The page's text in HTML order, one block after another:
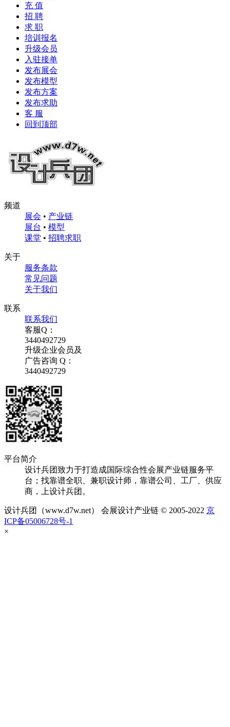
充 值
招 聘
求 职
培训报名
升级会员
入驻接单
发布展会
发布模型
发布方案
发布求助
客 服
回到顶部
频道
展会 • 产业链
展台 • 模型
课堂 • 招聘求职
关于
服务条款
常见问题
关于我们
联系
联系我们
客服Q：
3440492729
升级企业会员及
广告咨询 Q：
3440492729
平台简介
设计兵团致力于打造成国际综合性会展产业链服务平
台；找靠谱全职、兼职设计师，靠谱公司、工厂、供应
商，上设计兵团。
设计兵团（www.d7w.net） 会展设计产业链 © 2005-2022 京
ICP备05006728号-1
×